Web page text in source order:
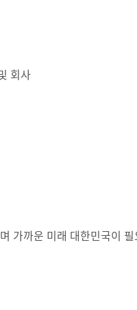
회사
가까운 미래 대한민국이